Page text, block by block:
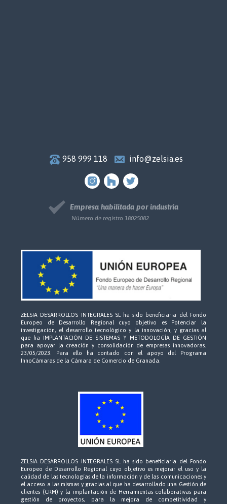
958 999 118 info@zelsia.es
Empresa habilitada por industria
Número de registro 18025082
ZELSIA DESARROLLOS INTEGRALES SL ha sido beneficiaria del Fondo
Europeo de Desarrollo Regional cuyo objetivo es Potenciar la
investigación, el desarrollo tecnológico y la innovación, y gracias al
que ha IMPLANTACIÓN DE SISTEMAS Y METODOLOGÍA DE GESTIÓN
para apoyar la creación y consolidación de empresas innovadoras.
23/05/2023. Para ello ha contado con el apoyo del Programa
InnoCámaras de la Cámara de Comercio de Granada.
ZELSIA DESARROLLOS INTEGRALES SL ha sido beneficiaria del Fondo
Europeo de Desarrollo Regional cuyo objetivo es mejorar el uso y la
calidad de las tecnologías de la información y de las comunicaciones y
el acceso a las mismas y gracias al que ha desarrollado una Gestión de
clientes (CRM) y la implantación de Herramientas colaborativas para
gestión de proyectos, para la mejora de competitividad y